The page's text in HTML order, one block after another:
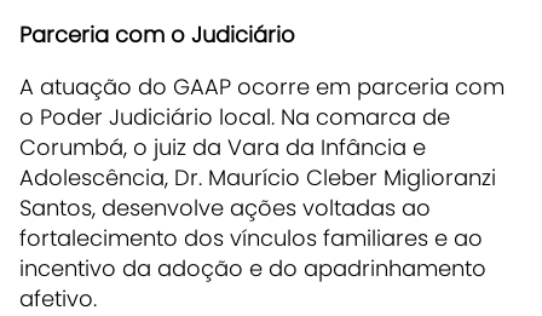
Parceria com o Judiciário
A atuação do GAAP ocorre em parceria com
o Poder Judiciário local. Na comarca de
Corumbá, o juiz da Vara da Infância e
Adolescência, Dr. Maurício Cleber Miglioranzi
Santos, desenvolve ações voltadas ao
fortalecimento dos vínculos familiares e ao
incentivo da adoção e do apadrinhamento
afetivo.